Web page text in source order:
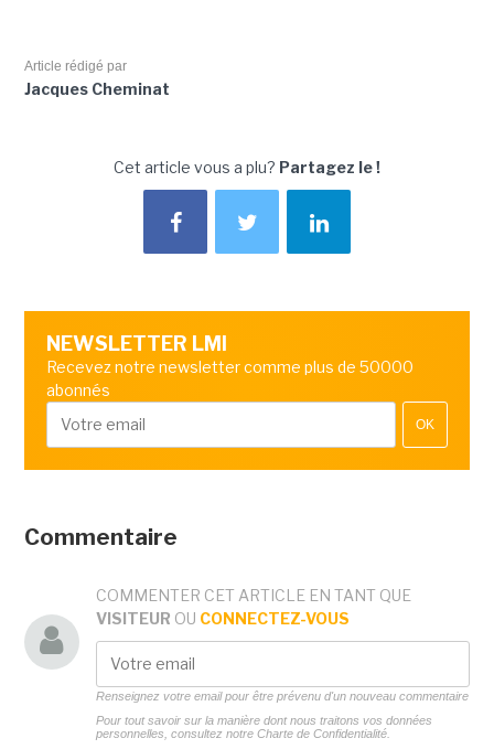
Article rédigé par
Jacques Cheminat
Cet article vous a plu? Partagez le !
NEWSLETTER LMI
Recevez notre newsletter comme plus de 50000
abonnés
OK
Commentaire
COMMENTER CET ARTICLE EN TANT QUE
VISITEUR OU CONNECTEZ-VOUS
Renseignez votre email pour être prévenu d'un nouveau commentaire
Pour tout savoir sur la manière dont nous traitons vos données
personnelles, consultez notre Charte de Confidentialité.